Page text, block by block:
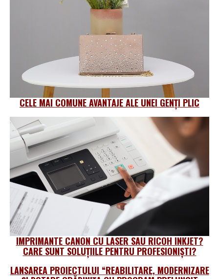
CELE MAI COMUNE AVANTAJE ALE UNEI GENȚI PLIC
IMPRIMANTE CANON CU LASER SAU RICOH INKJET?
CARE SUNT SOLUȚIILE PENTRU PROFESIONIŞTI?
LANSAREA PROIECTULUI “REABILITARE, MODERNIZARE